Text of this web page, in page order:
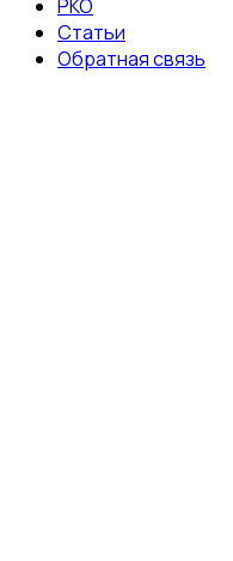
РКО
Статьи
Обратная связь